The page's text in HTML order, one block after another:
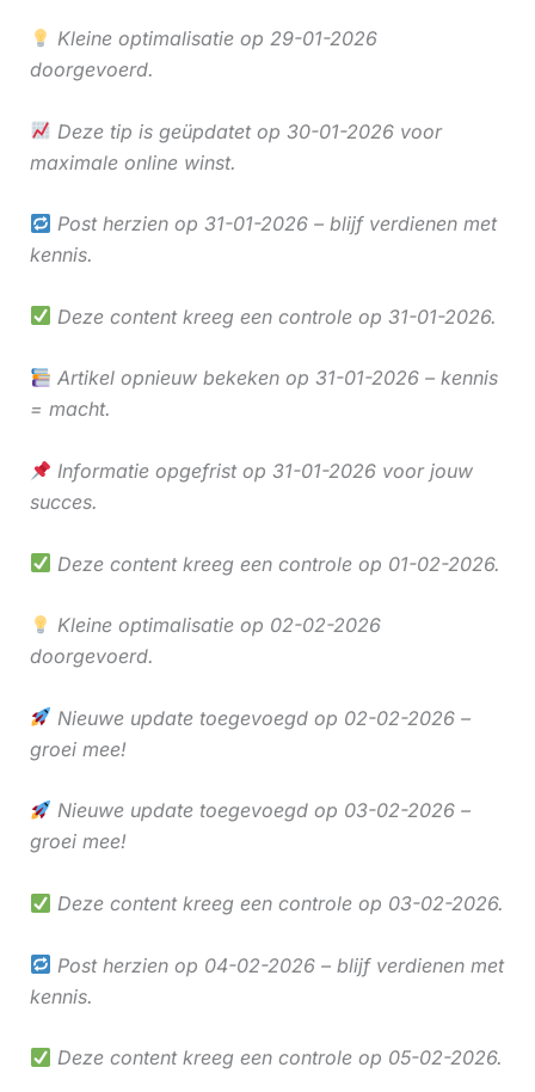
Kleine optimalisatie op 29-01-2026
doorgevoerd.
Deze tip is geüpdatet op 30-01-2026 voor
maximale online winst.
Post herzien op 31-01-2026 – blijf verdienen met
kennis.
Deze content kreeg een controle op 31-01-2026.
Artikel opnieuw bekeken op 31-01-2026 – kennis
= macht.
Informatie opgefrist op 31-01-2026 voor jouw
succes.
Deze content kreeg een controle op 01-02-2026.
Kleine optimalisatie op 02-02-2026
doorgevoerd.
Nieuwe update toegevoegd op 02-02-2026 –
groei mee!
Nieuwe update toegevoegd op 03-02-2026 –
groei mee!
Deze content kreeg een controle op 03-02-2026.
Post herzien op 04-02-2026 – blijf verdienen met
kennis.
Deze content kreeg een controle op 05-02-2026.